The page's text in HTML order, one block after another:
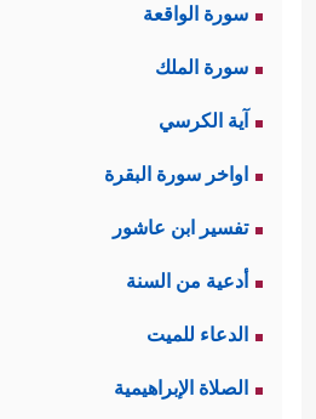
سورة الواقعة
سورة الملك
آية الكرسي
اواخر سورة البقرة
تفسير ابن عاشور
أدعية من السنة
الدعاء للميت
الصلاة الإبراهيمية